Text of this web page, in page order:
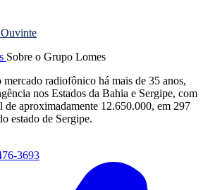
Sobre o Grupo Lomes
radiofônico há mais de 35 anos,
nos Estados da Bahia e Sergipe, com
de aproximadamente 12.650.000, em 297
estado de Sergipe.
3693